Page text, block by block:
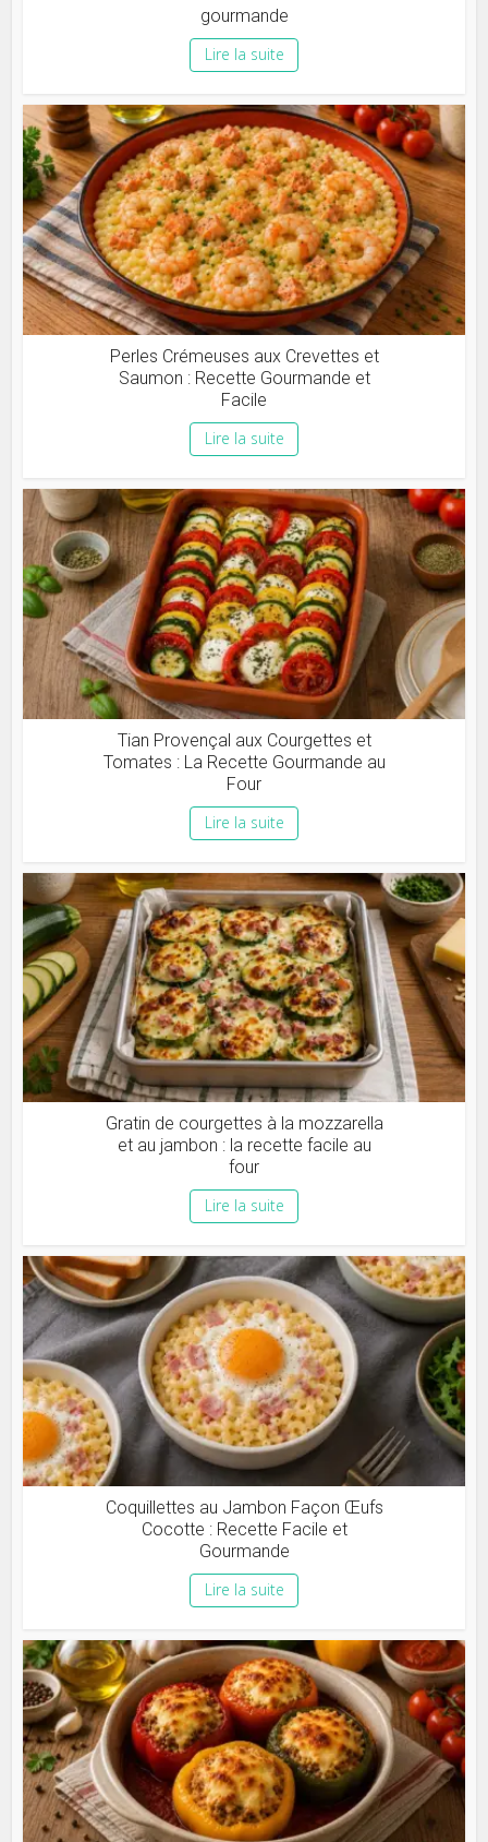
gourmande
Lire la suite
Perles Crémeuses aux Crevettes et
Saumon : Recette Gourmande et
Facile
Lire la suite
Tian Provençal aux Courgettes et
Tomates : La Recette Gourmande au
Four
Lire la suite
Gratin de courgettes à la mozzarella
et au jambon : la recette facile au
four
Lire la suite
Coquillettes au Jambon Façon Œufs
Cocotte : Recette Facile et
Gourmande
Lire la suite